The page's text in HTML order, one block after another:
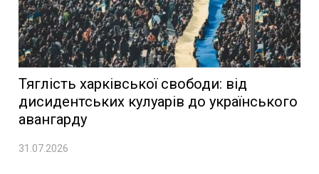
Тяглість харківської свободи: від
дисидентських кулуарів до українського
авангарду
31.07.2026